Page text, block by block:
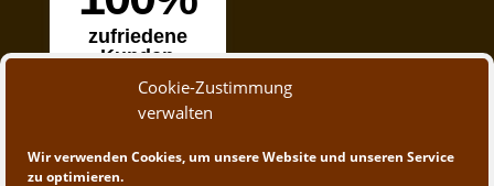
Cookie-Zustimmung
verwalten
Wir verwenden Cookies, um unsere Website und unseren Service
zu optimieren.